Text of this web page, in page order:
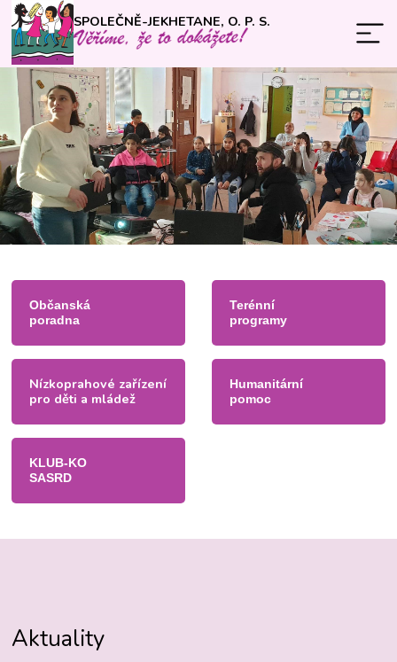
SPOLEČNĚ-JEKHETANE, O. P. S.
Občanská
poradna
Terénní
programy
Nízkoprahové zařízení
pro děti a mládež
Humanitární
pomoc
KLUB-KO
SASRD
Aktuality